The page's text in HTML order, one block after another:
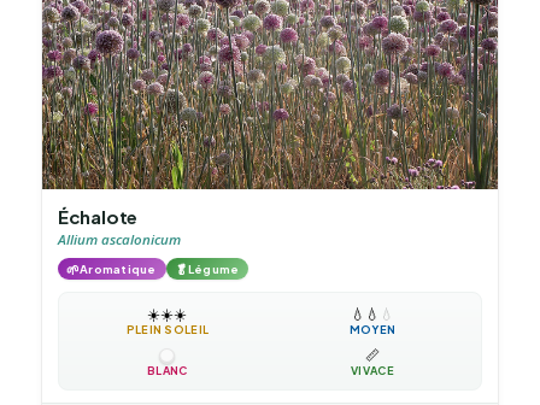
Échalote
Allium ascalonicum
🌱Aromatique 🥬Légume
☀️☀️☀️
PLEIN SOLEIL
💧 💧 💧
MOYEN
BLANC
📏
VIVACE